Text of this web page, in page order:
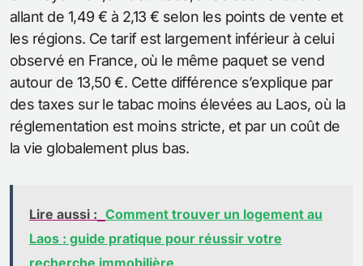
allant de 1,49 € à 2,13 € selon les points de vente et
les régions. Ce tarif est largement inférieur à celui
observé en France, où le même paquet se vend
autour de 13,50 €. Cette différence s’explique par
des taxes sur le tabac moins élevées au Laos, où la
réglementation est moins stricte, et par un coût de
la vie globalement plus bas.
Lire aussi : Comment trouver un logement au
Laos : guide pratique pour réussir votre